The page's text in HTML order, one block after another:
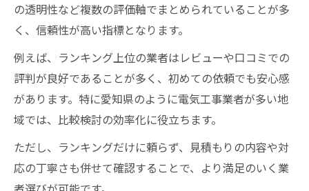
の透明性など複数の評価軸でまとめられていることが多
く、信頼性が高い指標となります。
例えば、ランキング上位の業者はレビューや口コミでの
評判が良好であることが多く、初めての依頼でも安心感
があります。特に愛知県のように電気工事業者が多い地
域では、比較検討の効率化に役立ちます。
ただし、ランキングだけに頼らず、見積もりの内容や対
応の丁寧さも併せて確認することで、より満足のいく業